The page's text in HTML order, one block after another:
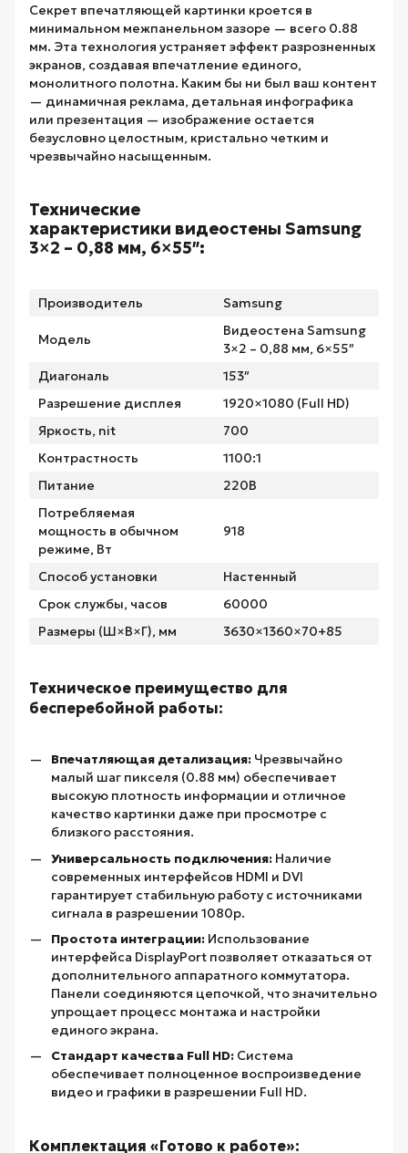
Секрет впечатляющей картинки кроется в
минимальном межпанельном зазоре — всего 0.88
мм. Эта технология устраняет эффект разрозненных
экранов, создавая впечатление единого,
монолитного полотна. Каким бы ни был ваш контент
— динамичная реклама, детальная инфографика
или презентация — изображение остается
безусловно целостным, кристально четким и
чрезвычайно насыщенным.
Технические
характеристики видеостены Samsung
3×2 – 0,88 мм, 6×55″:
Производитель Samsung
Модель
Видеостена Samsung
3×2 – 0,88 мм, 6×55″
Диагональ
153″
Разрешение дисплея
1920×1080 (Full HD)
Яркость, nit
700
Контрастность
1100:1
Питание
220В
Потребляемая
мощность в обычном
режиме, Вт
918
Способ установки
Настенный
Срок службы, часов
60000
Размеры (Ш×В×Г), мм
3630×1360×70+85
Техническое преимущество для
бесперебойной работы:
Впечатляющая детализация: Чрезвычайно
малый шаг пикселя (0.88 мм) обеспечивает
высокую плотность информации и отличное
качество картинки даже при просмотре с
близкого расстояния.
Универсальность подключения: Наличие
современных интерфейсов HDMI и DVI
гарантирует стабильную работу с источниками
сигнала в разрешении 1080p.
Простота интеграции: Использование
интерфейса DisplayPort позволяет отказаться от
дополнительного аппаратного коммутатора.
Панели соединяются цепочкой, что значительно
упрощает процесс монтажа и настройки
единого экрана.
Стандарт качества Full HD: Система
обеспечивает полноценное воспроизведение
видео и графики в разрешении Full HD.
Комплектация «Готово к работе»: